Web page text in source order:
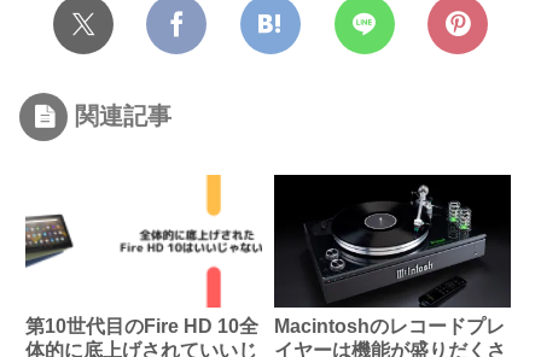
関連記事
第10世代目のFire HD 10全
体的に底上げされていいじ
Macintoshのレコードプレ
イヤーは機能が盛りだくさ